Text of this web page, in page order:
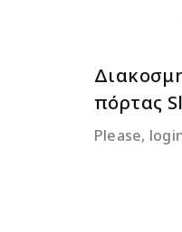
πόρτας
Please,